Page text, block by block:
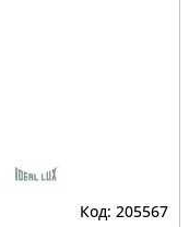
205567